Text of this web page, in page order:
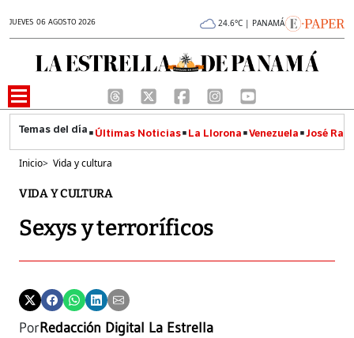
JUEVES 06 AGOSTO 2026 24.6°C | PANAMÁ
Últimas Noticias La Llorona Venezuela José
Inicio> Vida y cultura
VIDA Y CULTURA
Sexys y terroríficos
PorRedacción Digital La Estrella